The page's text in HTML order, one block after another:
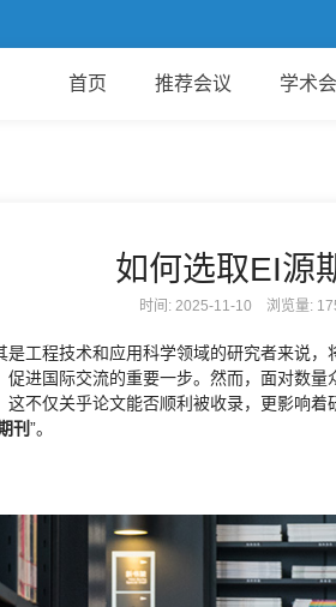
首页 推荐会议 学术
如何选取EI源
时间: 2025-11-10 浏览量:
是工程技术和应用科学领域的研究者来说
促进国际交流的重要一步。然而，面对数
这不仅关乎论文能否顺利被收录，更影响
刊”。